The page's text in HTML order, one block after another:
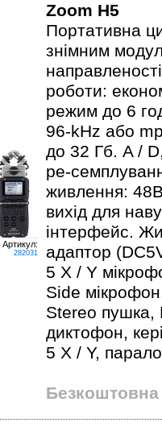
Артикул:
282031
Zoom H5
Портативна
знімним
роботи:
режим до 6
96-kHz або
до 32 Гб. A /
ре-
живлення:
вихід для
інтерфейс.
адаптор
5 X / Y
Side
Stereo пушка,
диктофон,
5 X / Y,
Безкоштовна